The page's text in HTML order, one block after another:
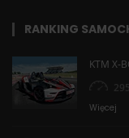
RANKING
KTM X-
Więcej